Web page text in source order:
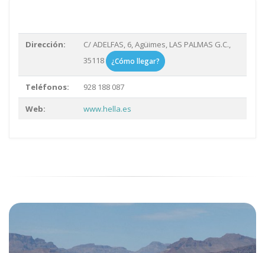
Dirección:
C/ ADELFAS, 6, Agüimes, LAS PALMAS G.C.,
35118
¿Cómo llegar?
Teléfonos: 928 188 087
Web: www.hella.es